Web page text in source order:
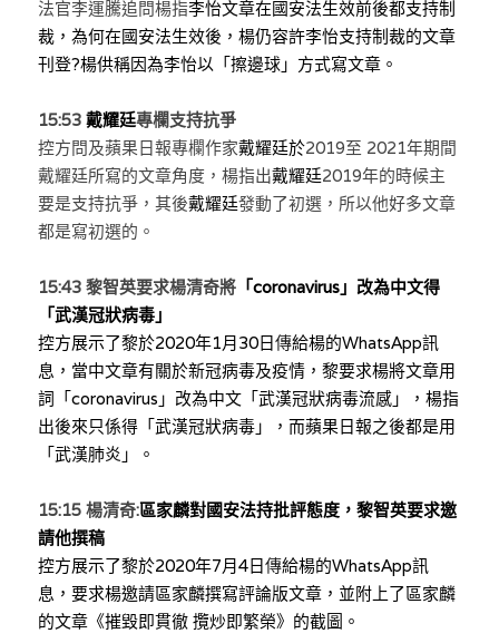
趙處機專欄
大衛sir專欄
曾子晴 - 晴深直說
陳貴春大律師專欄
陳子遷律師專欄
羅浚軒專欄
溫志倫專欄
汪明欣專欄
張美雄專欄
莊豪鋒專欄
法官李運騰追問楊指李怡文章在國安法生效前後都支持制
裁，為何在國安法生效後，楊仍容許李怡支持制裁的文章
刊登?楊供稱因為李怡以「擦邊球」方式寫文章。
15:53 戴耀廷專欄支持抗爭
控方問及蘋果日報專欄作家戴耀廷於2019至 2021年期間
戴耀廷所寫的文章角度，楊指出戴耀廷2019年的時候主
要是支持抗爭，其後戴耀廷發動了初選，所以他好多文章
都是寫初選的。
15:43 黎智英要求楊清奇將 「coronavirus」改為中文得
「武漢冠狀病毒」
控方展示了黎於2020年1月30日傳給楊的WhatsApp訊
息，當中文章有關於新冠病毒及疫情，黎要求楊將文章用
詞「coronavirus」改為中文「武漢冠狀病毒流感」，楊指
出後來只係得「武漢冠狀病毒」，而蘋果日報之後都是用
「武漢肺炎」。
15:15 楊清奇:區家麟對國安法持批評態度，黎智英要求邀
請他撰稿
控方展示了黎於2020年7月4日傳給楊的WhatsApp訊
息 ，要求楊邀請區家麟撰寫評論版文章，並附上了區家麟
的文章《摧毀即貫徹 攬炒即繁榮》的截圖。